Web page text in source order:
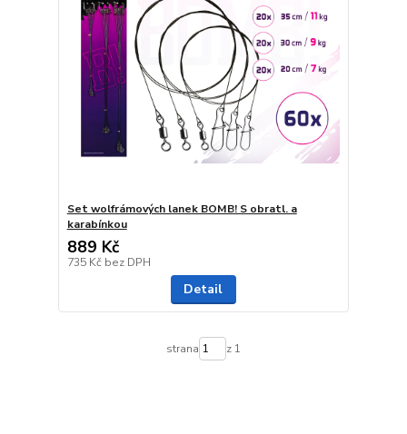
Set wolfrámových lanek BOMB! S obratl. a
karabínkou
889 Kč
735 Kč bez DPH
Detail
strana z 1